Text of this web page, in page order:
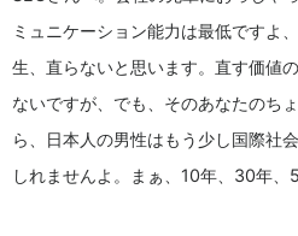
ミュニケーション能力は最低ですよ
生、直らないと思います。直す価値
ないですが、でも、そのあなたのち
ら、日本人の男性はもう少し国際社
しれませんよ。まぁ、10年、30年、